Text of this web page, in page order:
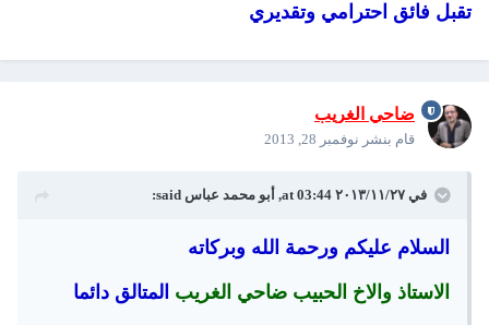
تقبل فائق احترامي وتقديري
ضاحي الغريب
قام بنشر نوفمبر 28, 2013
في ٢٧‏/١١‏/٢٠١٣ at 03:44, أبو محمد عباس said:
السلام عليكم ورحمة الله وبركاته
الاستاذ والاخ الحبيب ضاحي الغريبالمتالق دائما